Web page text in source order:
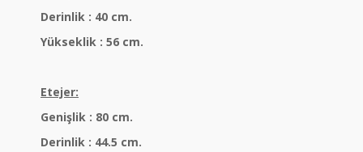
Derinlik : 40 cm.
Yükseklik : 56 cm.
Etejer:
Genişlik : 80 cm.
Derinlik : 44.5 cm.